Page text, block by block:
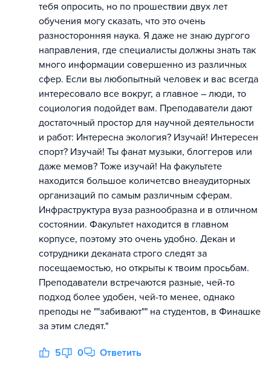
тебя опросить, но по прошествии двух лет
обучения могу сказать, что это очень
разносторонняя наука. Я даже не знаю дургого
направления, где специалисты должны знать так
много информации совершенно из различных
сфер. Если вы любопытный человек и вас всегда
интересовало все вокруг, а главное – люди, то
социология подойдет вам. Преподаватели дают
достаточный простор для научной деятельности
и работ: Интересна экология? Изучай! Интересен
спорт? Изучай! Ты фанат музыки, блоггеров или
даже мемов? Тоже изучай! На факультете
находится большое количетсво внеаудиторных
организаций по самым различным сферам.
Инфраструктура вуза разнообразна и в отличном
состоянии. Факультет находится в главном
корпусе, поэтому это очень удобно. Декан и
сотрудники деканата строго следят за
посещаемостью, но открыты к твоим просьбам.
Преподаватели встречаются разные, чей-то
подход более удобен, чей-то менее, однако
преподы не ""забивают"" на студентов, в Финашке
за этим следят."
5 0 Ответить